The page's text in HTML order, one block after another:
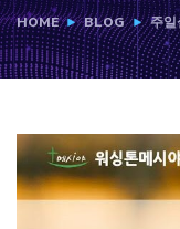
HOME BLOG 주일